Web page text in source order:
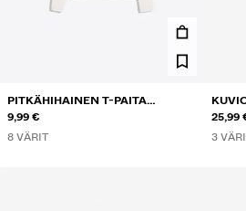
PITKÄHIHAINEN T-PAITA
PYÖREÄLLÄ KAULA-AUKOLLA
9,99 €
8 VÄRIT
25,99
3